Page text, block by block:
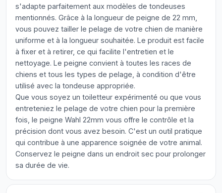
s'adapte parfaitement aux modèles de tondeuses
mentionnés. Grâce à la longueur de peigne de 22 mm,
vous pouvez tailler le pelage de votre chien de manière
uniforme et à la longueur souhaitée. Le produit est facile
à fixer et à retirer, ce qui facilite l'entretien et le
nettoyage. Le peigne convient à toutes les races de
chiens et tous les types de pelage, à condition d'être
utilisé avec la tondeuse appropriée.
Que vous soyez un toiletteur expérimenté ou que vous
entreteniez le pelage de votre chien pour la première
fois, le peigne Wahl 22mm vous offre le contrôle et la
précision dont vous avez besoin. C'est un outil pratique
qui contribue à une apparence soignée de votre animal.
Conservez le peigne dans un endroit sec pour prolonger
sa durée de vie.